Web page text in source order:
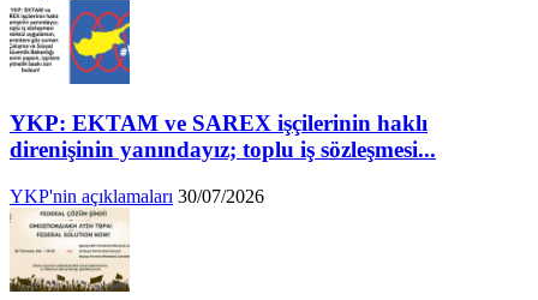
YKP: EKTAM ve SAREX işçilerinin haklı
direnişinin yanındayız; toplu iş sözleşmesi...
YKP'nin açıklamaları 30/07/2026